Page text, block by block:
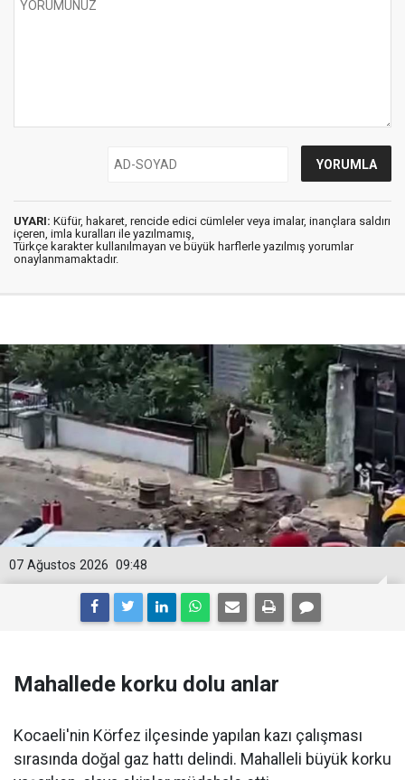
UYARI: Küfür, hakaret, rencide edici cümleler veya imalar, inançlara saldırı
içeren, imla kuralları ile yazılmamış,
Türkçe karakter kullanılmayan ve büyük harflerle yazılmış yorumlar
onaylanmamaktadır.
09:48
07 Ağustos 2026
Mahallede korku dolu anlar
Kocaeli'nin Körfez ilçesinde yapılan kazı çalışması
sırasında doğal gaz hattı delindi. Mahalleli büyük korku